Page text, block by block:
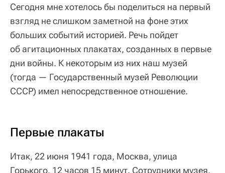
Сегодня мне хотелось бы поделиться на первый
взгляд не слишком заметной на фоне этих
больших событий историей. Речь пойдет
об агитационных плакатах, созданных в первые
дни войны. К некоторым из них наш музей
(тогда — Государственный музей Революции
СССР) имел непосредственное отношение.
Первые плакаты
Итак, 22 июня 1941 года, Москва, улица
Горького, 12 часов 15 минут. Сотрудники музея,